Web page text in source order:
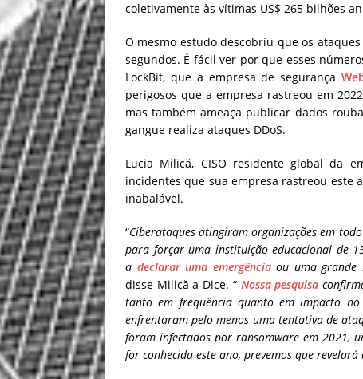
coletivamente às vítimas US$ 265 bilhões
O mesmo estudo descobriu que os
segundos. É fácil ver por que esses
LockBit, que a empresa de segurança
perigosos que a empresa rastreou em
mas também ameaça publicar dados
gangue realiza ataques DDoS.
Lucia Milică, CISO residente global da
incidentes que sua empresa rastreou este
inabalável.
“Ciberataques atingiram organizações em
para forçar uma instituição educacional de
a declarar uma emergênciaou uma grande
disse Milică a Dice. “ Nossa pesquisa
tanto em frequência quanto em impacto
enfrentaram pelo menos uma tentativa de
foram infectados por ransomware em 2021,
for conhecida este ano, prevemos que